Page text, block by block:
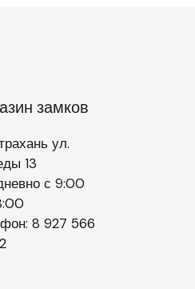
замков
ул.
13
с 9:00
8 927 566